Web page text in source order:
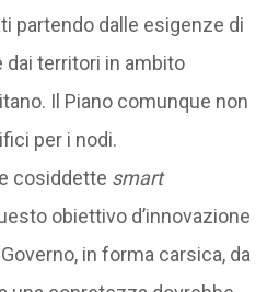
partendo dalle esigenze di
territori in ambito
Il Piano comunque non
per i nodi.
cosiddette smart
obiettivo d’innovazione
in forma carsica, da